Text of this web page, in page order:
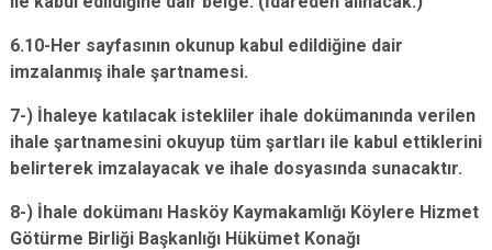
6.10-Her sayfasının okunup kabul edildiğine dair
imzalanmış ihale şartnamesi.
7-) İhaleye katılacak istekliler ihale dokümanında verilen
ihale şartnamesini okuyup tüm şartları ile kabul ettiklerini
belirterek imzalayacak ve ihale dosyasında sunacaktır.
8-) İhale dokümanı Hasköy Kaymakamlığı Köylere Hizmet
Götürme Birliği Başkanlığı Hükümet Konağı